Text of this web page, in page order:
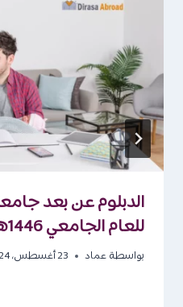
الدبلوم عن بعد
للعام الجامعي 1446هـ بمقابل مادي
بواسطة عماد 23 أغسطس، 2024